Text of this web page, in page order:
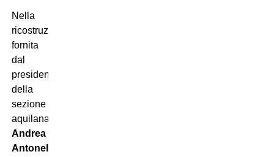
Nella
ricostruzione
fornita
dal
presidente
della
sezione
aquilana,
Andrea
Antonelli